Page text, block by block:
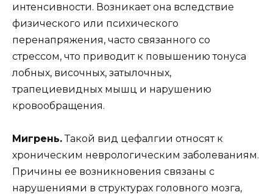
интенсивности. Возникает она вследствие
физического или психического
перенапряжения, часто связанного со
стрессом, что приводит к повышению тонуса
лобных, височных, затылочных,
трапециевидных мышц и нарушению
кровообращения.
Мигрень.Такой вид цефалгии относят к
хроническим неврологическим заболеваниям.
Причины ее возникновения связаны с
нарушениями в структурах головного мозга,